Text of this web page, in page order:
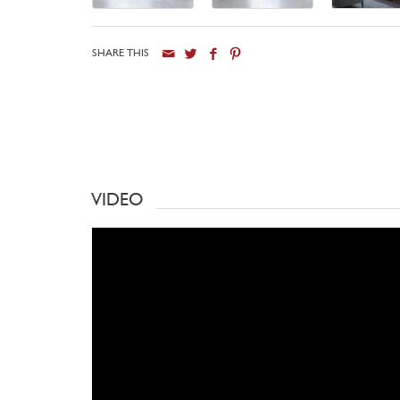
SHARE THIS
VIDEO